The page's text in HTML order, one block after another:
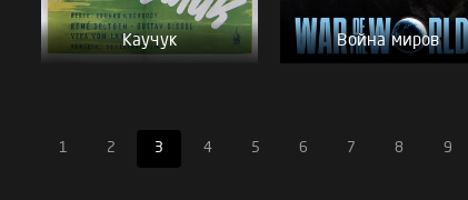
Каучук Война миров
1 2 3 4 5 6 7 8 9